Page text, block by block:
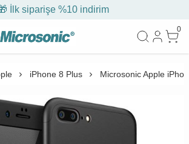
İlk siparişe %10 indirim
0
iPhone 8 Plus Microsonic Apple